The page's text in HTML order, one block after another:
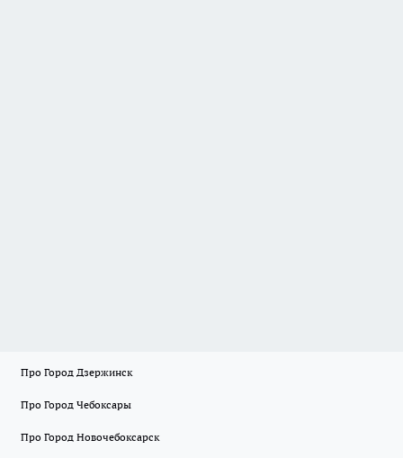
Про Город Дзержинск
Про Город Чебоксары
Про Город Новочебоксарск